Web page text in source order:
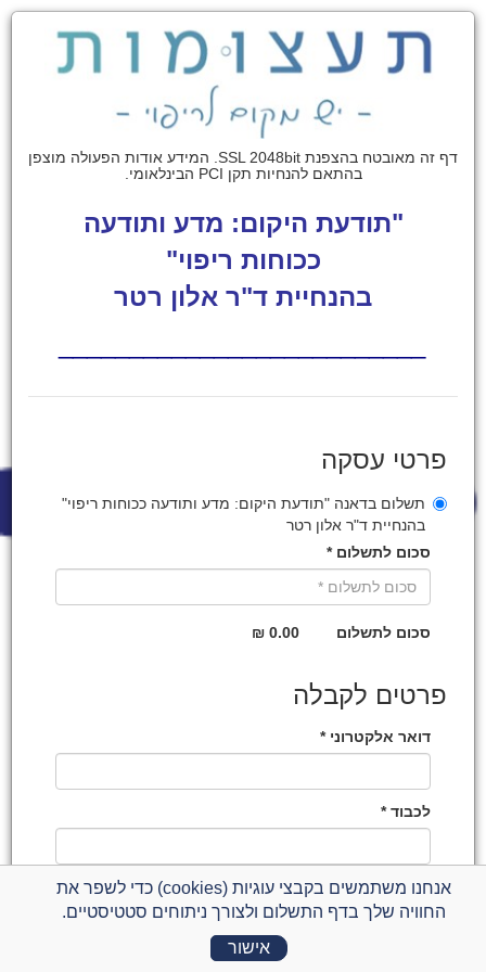
דף זה מאובטח בהצפנת SSL 2048bit. המידע אודות הפעולה מוצפן
בהתאם להנחיות תקן PCI הבינלאומי.
"תודעת היקום: מדע ותודעה
ככוחות ריפוי"
בהנחיית ד"ר אלון רטר
פרטי עסקה
תשלום בדאנה "תודעת היקום: מדע ותודעה ככוחות ריפוי"
בהנחיית ד"ר אלון רטר
סכום לתשלום *
סכום לתשלום 0.00 ₪
פרטים לקבלה
דואר אלקטרוני *
לכבוד *
טלפון נייד *
אנחנו משתמשים בקבצי עוגיות (cookies) כדי לשפר את
החוויה שלך בדף התשלום ולצורך ניתוחים סטטיסטיים.